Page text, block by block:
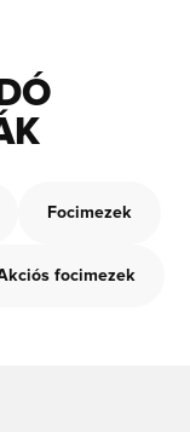
Focimezek
focimezek